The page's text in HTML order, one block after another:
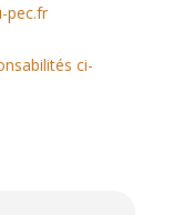
pec.fr
ci-